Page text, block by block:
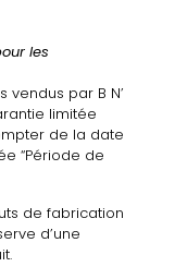
les
par B N’
limitée
de la date
“Période de
de fabrication
d’une